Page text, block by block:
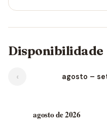
Disponibilidade
‹ agosto –
agosto de 2026